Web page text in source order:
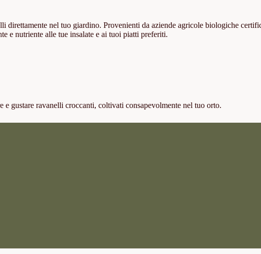
nel tuo giardino. Provenienti da aziende agricole biologiche
e nutriente alle tue insalate e ai tuoi piatti preferiti.
gustare ravanelli croccanti, coltivati consapevolmente nel tuo orto.